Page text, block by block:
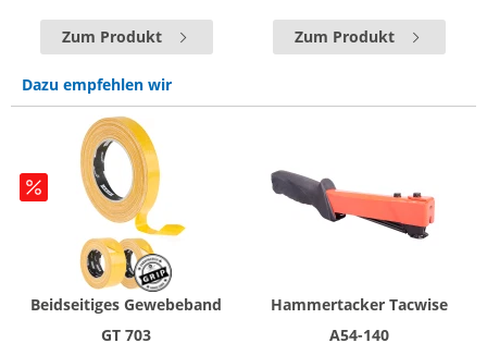
Zum Produkt Zum Produkt
Dazu empfehlen wir
Beidseitiges Gewebeband
GT 703
Hammertacker Tacwise
A54-140